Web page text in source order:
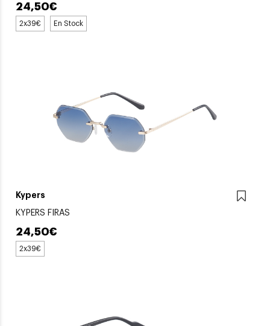
24,50€
2x39€ En Stock
Kypers
KYPERS FIRAS
24,50€
2x39€